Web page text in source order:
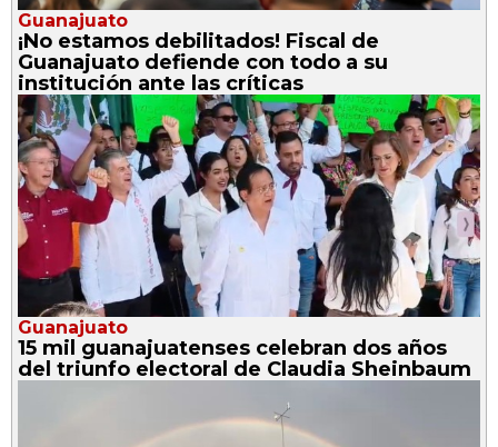
Guanajuato
¡No estamos debilitados! Fiscal de
Guanajuato defiende con todo a su
institución ante las críticas
Guanajuato
15 mil guanajuatenses celebran dos años
del triunfo electoral de Claudia Sheinbaum